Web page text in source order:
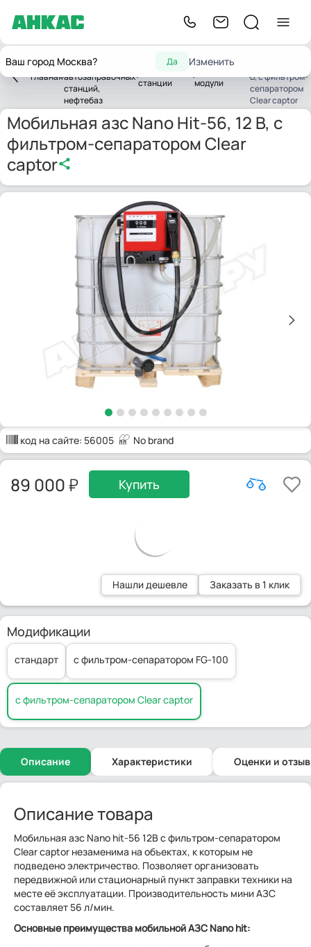
Ваш город Москва? Да Изменить
Главная
для
автозаправочных
станций,
нефтебаз
станции
модули
Мобильная азс
В, с фильтром-
сепаратором
Clear captor
Мобильная азс Nano Hit-56, 12 В, с
фильтром-сепаратором Clear
captor
код на сайте: 56005 No brand
89 000 Купить
Нашли дешевле Заказать в 1 клик
Модификации
стандарт с фильтром-сепаратором FG-100
с фильтром-сепаратором Clear captor
Описание Характеристики Оценки и
Описание товара
Мобильная азс Nano hit-56 12В с фильтром-сепаратором
Clear captor незаменима на объектах, к которым не
подведено электричество. Позволяет организовать
передвижной или стационарный пункт заправки техники на
месте её эксплуатации. Производительность мини АЗС
составляет 56 л/мин.
Основные преимущества мобильной АЗС Nano hit: